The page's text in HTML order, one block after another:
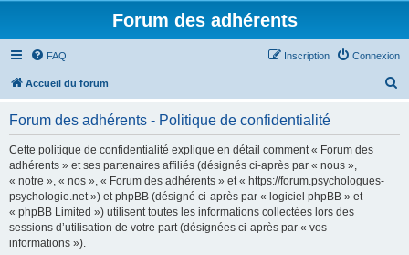
Forum des adhérents
FAQ Connexion
Inscription
Accueil du forum
Forum des adhérents - Politique de confidentialité
Cette politique de confidentialité explique en détail comment « Forum des
adhérents » et ses partenaires affiliés (désignés ci-après par « nous »,
« notre », « nos », « Forum des adhérents » et « https://forum.psychologues-
psychologie.net ») et phpBB (désigné ci-après par « logiciel phpBB » et
« phpBB Limited ») utilisent toutes les informations collectées lors des
sessions d’utilisation de votre part (désignées ci-après par « vos
informations »).